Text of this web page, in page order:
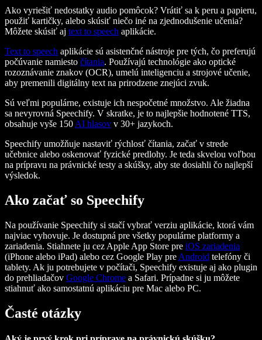
Ako vyriešiť nedostatky audio pomôcok? Vrátiť sa k peru a papieru,
použiť kartičky, alebo skúsiť niečo iné na zjednodušenie učenia?
Môžete skúsiť aj text to speech aplikácie.
Text to speech aplikácie sú asistenčné nástroje pre tých, čo preferujú
počúvanie namiesto čítania. Používajú technológie ako optické
rozoznávanie znakov (OCR), umelú inteligenciu a strojové učenie,
aby premenili digitálny text na prirodzene znejúci zvuk.
Sú veľmi populárne, existuje ich nespočetné množstvo. Ale žiadna
sa nevyrovná Speechify. V skratke, je to najlepšie hodnotené TTS,
obsahuje vyše 150 AI hlasov v 30+ jazykoch.
Speechify umožňuje nastaviť rýchlosť čítania, začať v strede
učebnice alebo oskenovať fyzické predlohy. Je teda skvelou voľbou
na prípravu na právnické testy a skúšky, aby ste dosiahli čo najlepší
výsledok.
Ako začať so Speechify
Na používanie Speechify si stačí vybrať verziu aplikácie, ktorá vám
najviac vyhovuje. Je dostupná pre všetky populárne platformy a
zariadenia. Stiahnete ju cez Apple App Store pre iOS zariadenia
(iPhone alebo iPad) alebo cez Google Play pre Android telefóny či
tablety. Ak ju potrebujete v počítači, Speechify existuje aj ako plugin
do prehliadačov Google Chrome a Safari. Prípadne si ju môžete
stiahnuť ako samostatnú aplikáciu pre Mac alebo PC.
Časté otázky